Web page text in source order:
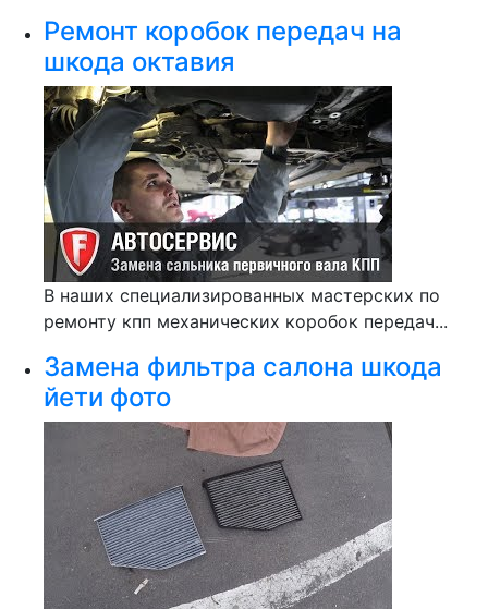
Ремонт коробок передач на
шкода октавия
В наших специализированных мастерских по
ремонту кпп механических коробок передач...
Замена фильтра салона шкода
йети фото